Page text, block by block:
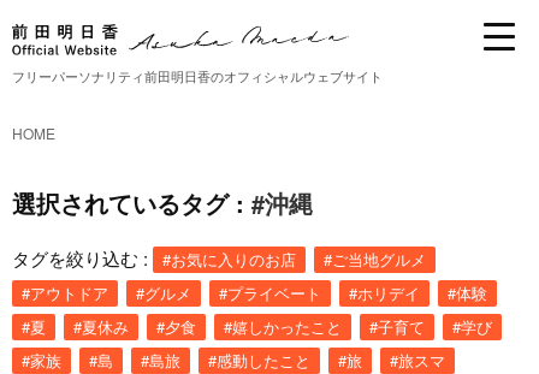
フリーパーソナリティ前田明日香のオフィシャルウェブサイト
HOME
選択されているタグ : #沖縄
タグを絞り込む : #お気に入りのお店
#ご当地グルメ
#アウトドア
#グルメ #プライベート #ホリデイ
#体験
#夏
#夏休み #夕食 #嬉しかったこと #子育て
#学び
#家族
#島 #島旅 #感動したこと #旅
#旅スマ